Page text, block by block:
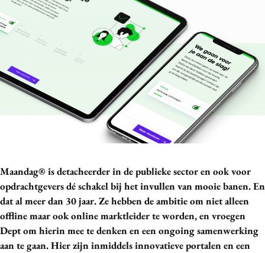
Contentmarketing
Craft
Customer Experience
Data & Insights
Design
Digital transformation
Influencer marketing
Interne communicatie
Martech
Media
Merkstrategie
Maandag® is detacheerder in de publieke sector en ook voor
opdrachtgevers dé schakel bij het invullen van mooie banen. En
dat al meer dan 30 jaar. Ze hebben de ambitie om niet alleen
offline maar ook online marktleider te worden, en vroegen
Dept om hierin mee te denken en een ongoing samenwerking
aan te gaan. Hier zijn inmiddels innovatieve portalen en een